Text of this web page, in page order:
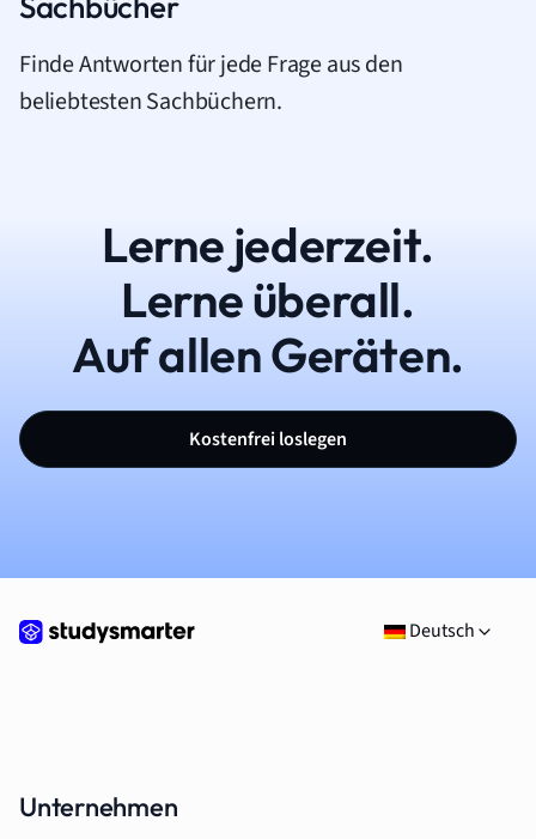
Finde Antworten für jede Frage aus den
beliebtesten Sachbüchern.
Lerne jederzeit.
Lerne überall.
Auf allen Geräten.
Kostenfrei loslegen
Deutsch
Unternehmen